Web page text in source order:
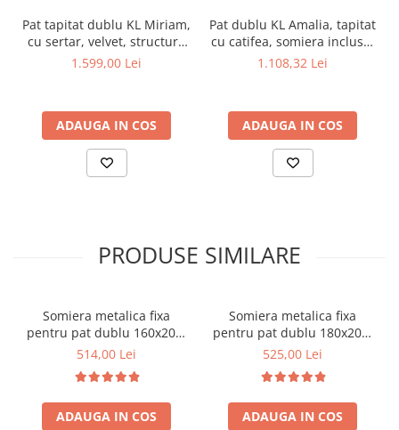
Pat tapitat dublu KL Miriam,
cu sertar, velvet, structura
lemn masiv, 140x200 cm,
1.599,00 Lei
ADAUGA IN COS
Pat dublu KL Amalia, tapitat
cu catifea, somiera inclusa,
structura lemn masiv,
1.108,32 Lei
ADAUGA IN COS
PRODUSE SIMILARE
Somiera metalica fixa
pentru pat dublu 160x200,
6 picioare, 32 lamele lemn
saltea ferm, negru
514,00 Lei
ADAUGA IN COS
Somiera metalica fixa
pentru pat dublu 180x200,
6 picioare, 32 lamele lemn
saltea ferm, negru
525,00 Lei
ADAUGA IN COS